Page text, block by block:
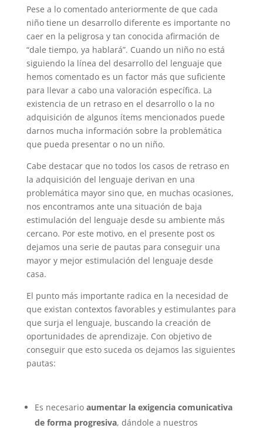
Pese a lo comentado anteriormente de que cada
niño tiene un desarrollo diferente es importante no
caer en la peligrosa y tan conocida afirmación de
“dale tiempo, ya hablará”. Cuando un niño no está
siguiendo la línea del desarrollo del lenguaje que
hemos comentado es un factor más que suficiente
para llevar a cabo una valoración específica. La
existencia de un retraso en el desarrollo o la no
adquisición de algunos ítems mencionados puede
darnos mucha información sobre la problemática
que pueda presentar o no un niño.
Cabe destacar que no todos los casos de retraso en
la adquisición del lenguaje derivan en una
problemática mayor sino que, en muchas ocasiones,
nos encontramos ante una situación de baja
estimulación del lenguaje desde su ambiente más
cercano. Por este motivo, en el presente post os
dejamos una serie de pautas para conseguir una
mayor y mejor estimulación del lenguaje desde
casa.
El punto más importante radica en la necesidad de
que existan contextos favorables y estimulantes para
que surja el lenguaje, buscando la creación de
oportunidades de aprendizaje. Con objetivo de
conseguir que esto suceda os dejamos las siguientes
pautas:
Es necesario aumentar la exigencia comunicativa
de forma progresiva, dándole a nuestros